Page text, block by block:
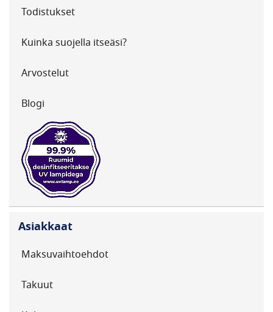
Todistukset
Kuinka suojella itseäsi?
Arvostelut
Blogi
Asiakkaat
Maksuvaihtoehdot
Takuut